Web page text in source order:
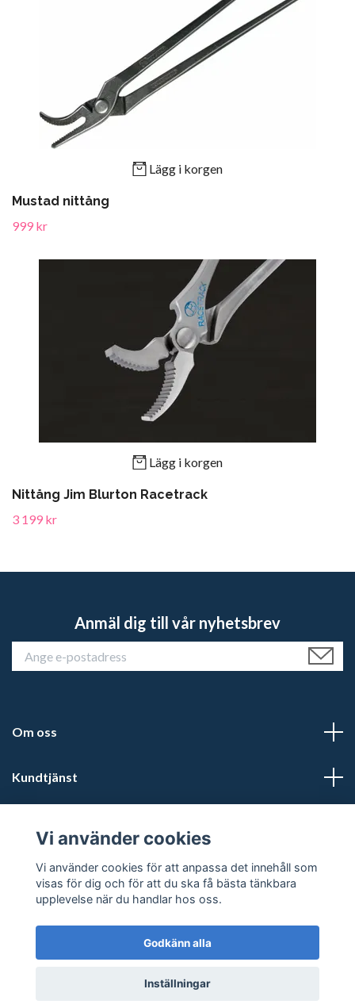
Lägg i korgen
Mustad nittång
999 kr
Lägg i korgen
Nittång Jim Blurton Racetrack
3 199 kr
Anmäl dig till vår nyhetsbrev
Om oss
Kundtjänst
Sociala medier
© 2026 Kalmars TravshopPowered by Quickbutik
Vi använder cookies
Vi använder cookies för att anpassa det innehåll som
visas för dig och för att du ska få bästa tänkbara
upplevelse när du handlar hos oss.
Godkänn alla
Inställningar